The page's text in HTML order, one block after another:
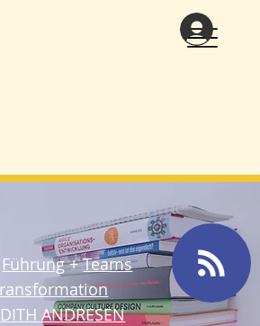
Führung+Teams
ANDRESEN